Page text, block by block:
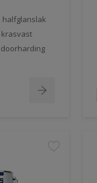
halfglanslak
krasvast